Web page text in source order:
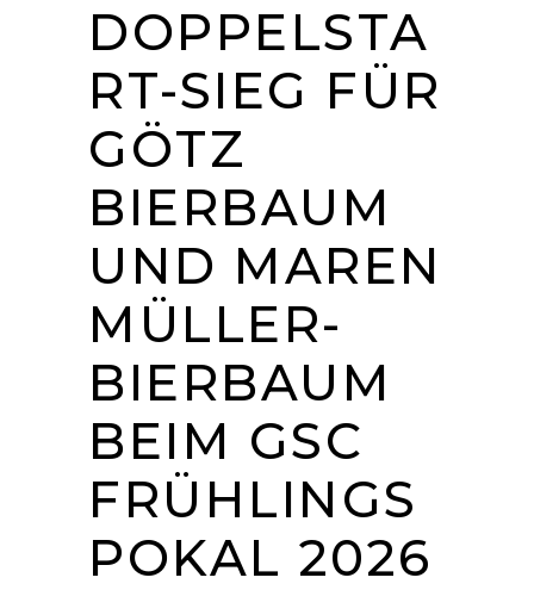
DOPPELSTA
RT-SIEG FÜR
GÖTZ
BIERBAUM
UND MAREN
MÜLLER-
BIERBAUM
BEIM GSC
FRÜHLINGS
POKAL 2026